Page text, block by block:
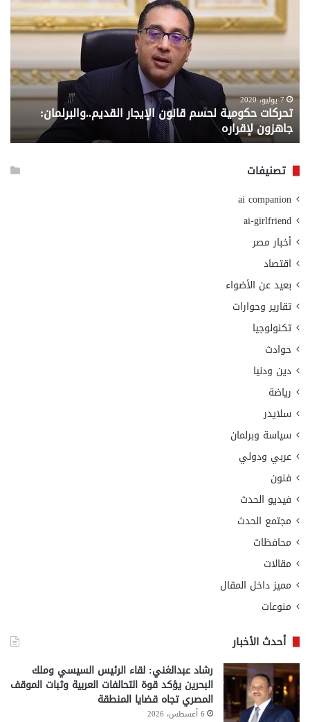
حكومية
لحسم
قانون
القديم..والبرلمان:
جاهزون
لإقراره
7 يوليو، 2020
تحركات حكومية لحسم قانون الإيجار القديم..والبرلمان:
جاهزون لإقراره
..
من
تصنيفات
ai companion
ai-girlfriend
أخبار مصر
اقتصاد
بعيد عن الأضواء
تقارير وحوارات
تكنولوجيا
حوادث
دين ودنيا
رياضة
سلايدر
سياسة وبرلمان
عربي ودولي
فنون
فيديو الحدث
مجتمع الحدث
محافظات
مقالات
مميز داخل المقال
منوعات
أحدث الأخبار
رشاد عبدالغني: لقاء الرئيس السيسي وملك
البحرين يؤكد قوة التحالفات العربية وثبات الموقف
المصري تجاه قضايا المنطقة
6 أغسطس، 2026